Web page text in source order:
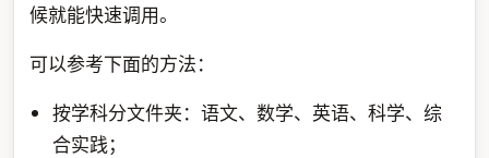
候就能快速调用。
可以参考下面的方法：
按学科分文件夹：语文、数学、英语、科学、综
合实践；